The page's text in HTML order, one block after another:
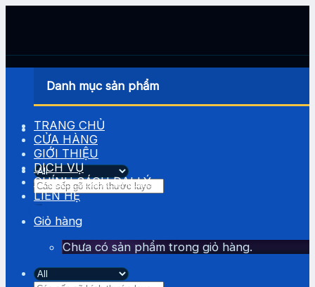
Tìm
kiếm:
Danh mục sản phẩm
TRANG CHỦ
CỬA HÀNG
GIỚI THIỆU
DỊCH VỤ
CHÍNH SÁCH ĐẠI LÝ
LIÊN HỆ
Giỏ hàng
Chưa có sản phẩm trong giỏ hàng.